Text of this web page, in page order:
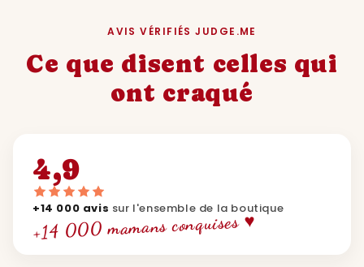
AVIS VÉRIFIÉS JUDGE.ME
Ce que disent celles qui
ont craqué
4,9
+14 000 avis sur l'ensemble de la boutique
+14 000 mamans conquises ♥